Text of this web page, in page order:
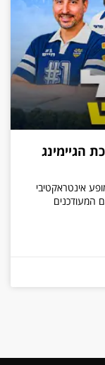
הגיימינג
אינטראקטיבי
המעודכנים